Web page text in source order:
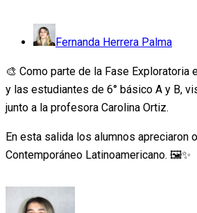
Fernanda Herrera Palma
🎨 Como parte de la Fase Exploratoria
y las estudiantes de 6° básico A y B,
junto a la profesora Carolina Ortiz.
En esta salida los alumnos apreciaron
Contemporáneo Latinoamericano. 🖼️✨